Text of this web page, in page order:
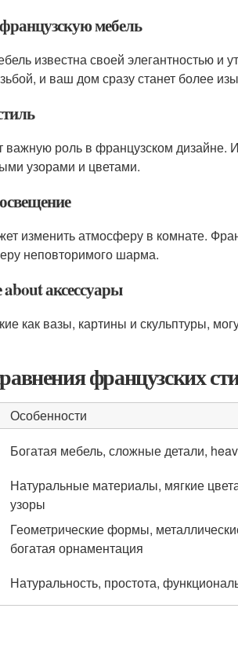
мебель
известна своей элегантностью и
и ваш дом сразу станет более
важную роль в французском
узорами и цветами.
изменить атмосферу в комнате.
неповторимого шарма.
аксессуары
как вазы, картины и скульптуры,
французских
Особенности
Богатая мебель, сложные детали,
Натуральные материалы, мягкие
узоры
Геометрические формы,
богатая орнаментация
Натуральность, простота,